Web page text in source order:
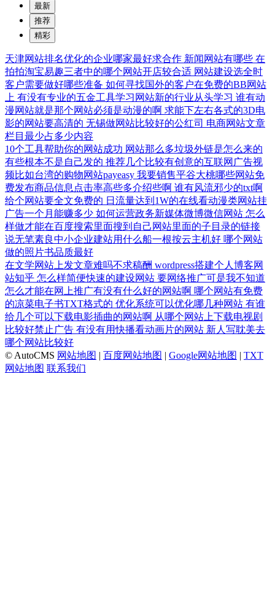
最新
推荐
精彩
天津网站排名优化的企业哪家最好求合作 新闻网站有哪些 在
拍拍淘宝易趣三者中的哪个网站开店较合适 网站建设选全时
客户需要做好哪些准备 如何寻找国外的客户在免费的BB网站
上 有没有专业的五金工具学习网站新的行业从头学习 谁有动
漫网站就是那个网站必须是动漫的啊 求能下左右各式的3D电
影的网站要高清的 无锡做网站比较好的公红司 电商网站文章
栏目最少占多少内容
10个工具帮助你的网站成功 网站那么多垃圾外链是怎么来的
有些根本不是自己发的 推荐几个比较有创意的互联网广告视
频比如台湾的购物网站payeasy 我要销售平谷大桃哪些网站免
费发布商品信息点击率高些多介绍些啊 谁有风流邪少的txt啊
给个网站要全文免费的 日流量达到1W的在线看动漫类网站挂
广告一个月能赚多少 如何运营政务新媒体微博微信网站 怎么
样做才能在百度搜索里面搜到自己网站里面的子目录的链接
说无笔素良中小企业建站用什么船一根按云主机好 哪个网站
做的照片书品质最好
在文学网站上发文章难吗不求稿酬 wordpress搭建个人博客网
站知乎 怎么样简便快速的建设网站 要网络推广可是我不知道
怎么才能在网上推广有没有什么好的网站啊 哪个网站有免费
的凉菜电子书TXT格式的 优化系统可以优化哪几种网站 有谁
给几个可以下载电影插曲的网站啊 从哪个网站上下载电视剧
比较好禁止广告 有没有用快播看动画片的网站 新人写耽美去
哪个网站比较好
© AutoCMS 网站地图 | 百度网站地图 | Google网站地图 | TXT
网站地图 联系我们